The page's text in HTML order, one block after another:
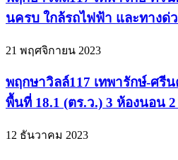
นครบ ใกล้รถไฟฟ้า และทางด่
21 พฤศจิกายน 2023
พฤกษาวิลล์117 เทพารักษ์-ศรี
พื้นที่ 18.1 (ตร.ว.) 3 ห้องนอน
12 ธันวาคม 2023